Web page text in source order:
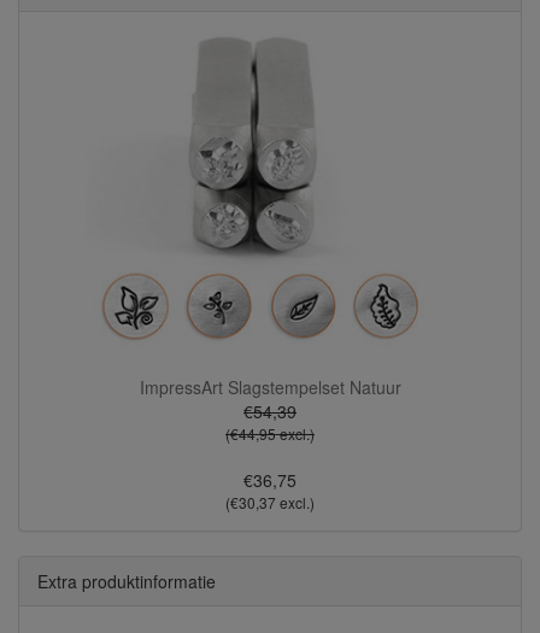
ImpressArt Slagstempelset Natuur
€54,39
(€44,95 excl.)
€36,75
(€30,37 excl.)
Extra produktinformatie